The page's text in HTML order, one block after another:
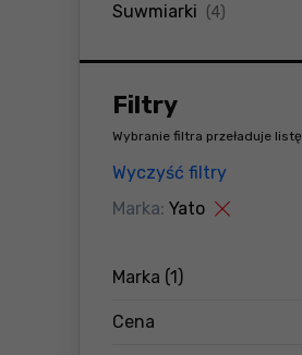
Suwmiarki (4)
Filtry
Wybranie filtra przeładuje listę
Wyczyść filtry
Marka: Yato
Marka (1)
Cena